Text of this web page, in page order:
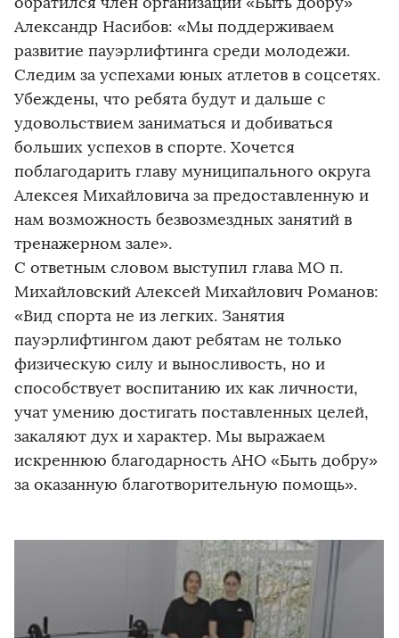
Александр Насибов: «Мы поддерживаем
развитие пауэрлифтинга среди молодежи.
Следим за успехами юных атлетов в соцсетях.
Убеждены, что ребята будут и дальше с
удовольствием заниматься и добиваться
больших успехов в спорте. Хочется
поблагодарить главу муниципального округа
Алексея Михайловича за предоставленную и
нам возможность безвозмездных занятий в
тренажерном зале».
С ответным словом выступил глава МО п.
Михайловский Алексей Михайлович Романов:
«Вид спорта не из легких. Занятия
пауэрлифтингом дают ребятам не только
физическую силу и выносливость, но и
способствует воспитанию их как личности,
учат умению достигать поставленных целей,
закаляют дух и характер. Мы выражаем
искреннюю благодарность АНО «Быть добру»
за оказанную благотворительную помощь».